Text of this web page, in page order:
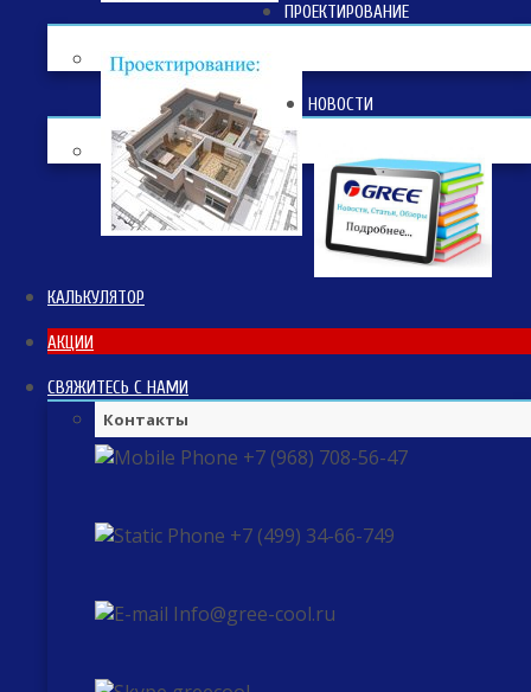
ПРОЕКТИРОВАНИЕ
НОВОСТИ
КАЛЬКУЛЯТОР
АКЦИИ
СВЯЖИТЕСЬ С НАМИ
Контакты
+7 (968) 708-56-47
+7 (499) 34-66-749
Info@gree-cool.ru